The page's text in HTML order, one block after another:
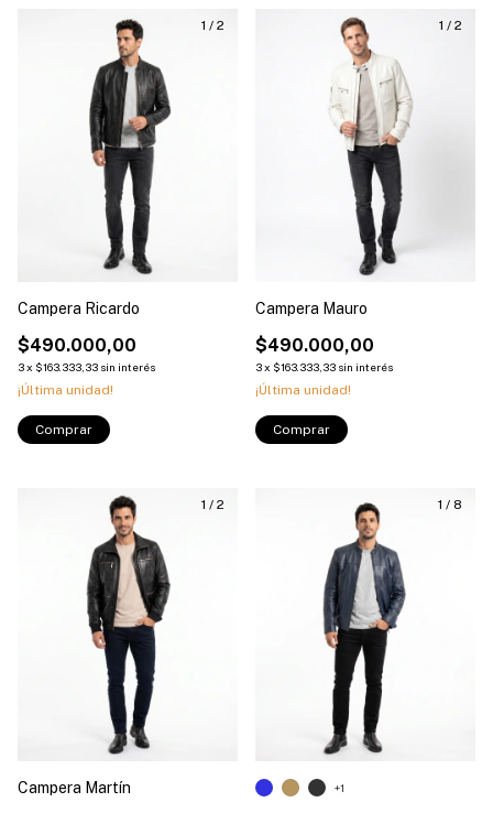
1 / 2
Campera Ricardo
$490.000,00
3x $163.333,33 sin interés
¡Última unidad!
Comprar
1 / 2
Campera Mauro
$490.000,00
3x $163.333,33 sin interés
¡Última unidad!
Comprar
1 / 2
Campera Martín
1 / 8
+1